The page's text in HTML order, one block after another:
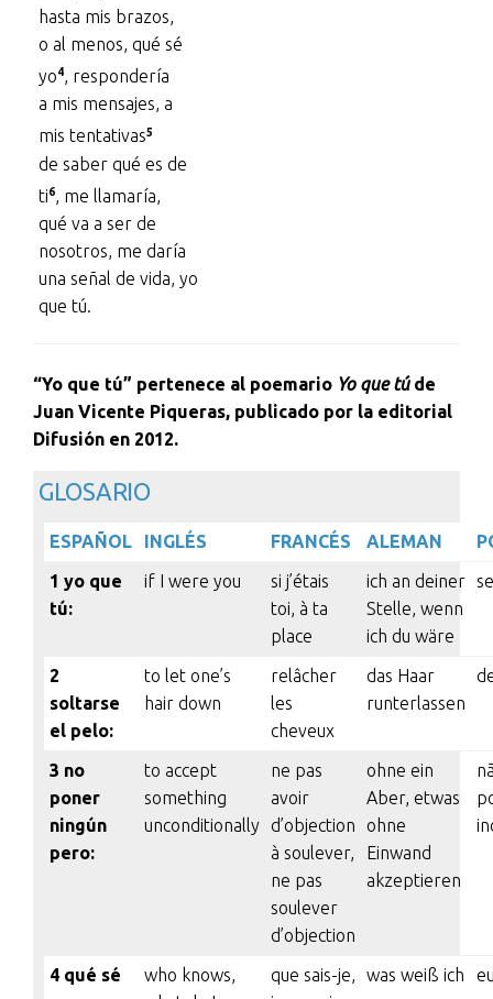
hasta mis brazos,
o al menos, qué sé
yo4, respondería
a mis mensajes, a
mis tentativas5
de saber qué es de
ti6, me llamaría,
qué va a ser de
nosotros, me daría
una señal de vida, yo
que tú.
“Yo que tú” pertenece al poemario Yo que túde
Juan Vicente Piqueras, publicado por la editorial
Difusión en 2012.
GLOSARIO
ESPAÑOL INGLÉS FRANCÉS ALEMAN
1 yo que
tú:
if I were you
si j’étais
toi, à ta
place
ich an deiner
Stelle, wenn
ich du wäre
2
soltarse
el pelo:
to let one’s
hair down
relâcher
les
cheveux
das Haar
runterlassen
3 no
poner
ningún
pero:
to accept
something
unconditionally
ne pas
avoir
d’objection
à soulever,
ne pas
soulever
d’objection
ohne ein
Aber, etwas
ohne
Einwand
akzeptieren
4 qué sé
who knows,
que sais-je,
was weiß ich